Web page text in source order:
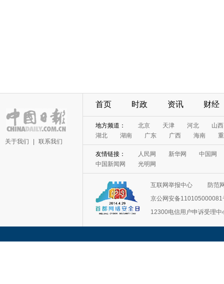
关于我们 联系我们
首页 时政 资讯 财经
地方频道： 北京 天津 河北
山西
湖北
湖南 广东 广西 海南
友情链接： 人民网 新华网
中国网
中国新闻网
光明网
互联网举报中心
防范
京公网安备110105000081
12300电信用户申诉受理中